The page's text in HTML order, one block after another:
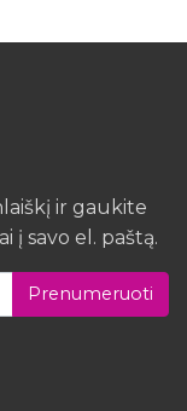
ir gaukite
į savo el. paštą.
Prenumeruoti